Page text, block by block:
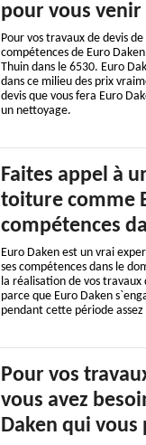
pour vous venir
Pour vos travaux de devis
compétences de Euro
Thuin dans le 6530. Euro
dans ce milieu des prix
devis que vous fera Euro
un nettoyage.
Faites appel à
toiture comme
compétences
Euro Daken est un vrai
ses compétences dans le
la réalisation de vos
parce que Euro Daken
pendant cette période
Pour vos
vous avez
Daken qui vous